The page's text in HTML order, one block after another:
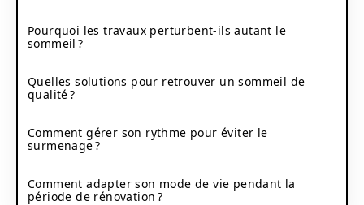
Pourquoi les travaux perturbent-ils autant le
sommeil ?
Quelles solutions pour retrouver un sommeil de
qualité ?
Comment gérer son rythme pour éviter le
surmenage ?
Comment adapter son mode de vie pendant la
période de rénovation ?